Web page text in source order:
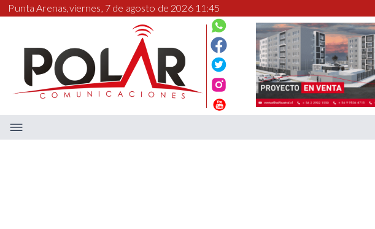
Punta Arenas,viernes, 7 de agosto de 2026 11:45